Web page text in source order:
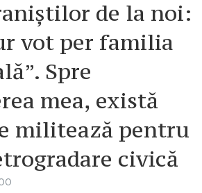
de la noi:
vot per familia
Spre
mea, există
militează pentru
civică